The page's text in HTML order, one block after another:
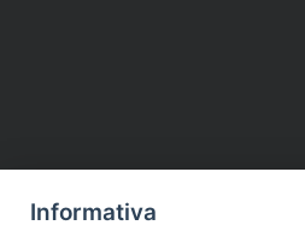
DIOCESI
Informativa